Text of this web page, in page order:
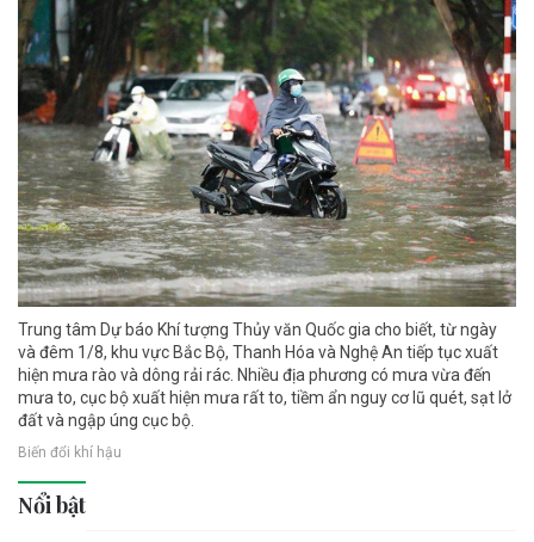
Trung tâm Dự báo Khí tượng Thủy văn Quốc gia cho biết, từ ngày
và đêm 1/8, khu vực Bắc Bộ, Thanh Hóa và Nghệ An tiếp tục xuất
hiện mưa rào và dông rải rác. Nhiều địa phương có mưa vừa đến
mưa to, cục bộ xuất hiện mưa rất to, tiềm ẩn nguy cơ lũ quét, sạt lở
đất và ngập úng cục bộ.
Biến đổi khí hậu
Nổi bật